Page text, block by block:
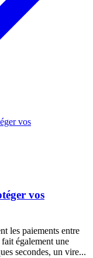
vos
les paiements entre
également une
secondes, un vire...